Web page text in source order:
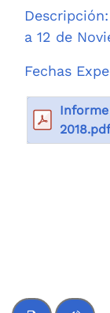
a 12 de
Fechas